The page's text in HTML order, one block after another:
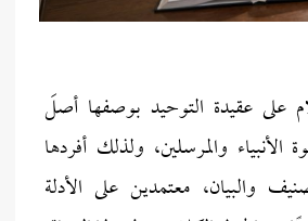
على عقيدة التوحيد بوصفها أصلَ
والمرسلين، ولذلك أفردها
والبيان، معتمدين على الأدلة